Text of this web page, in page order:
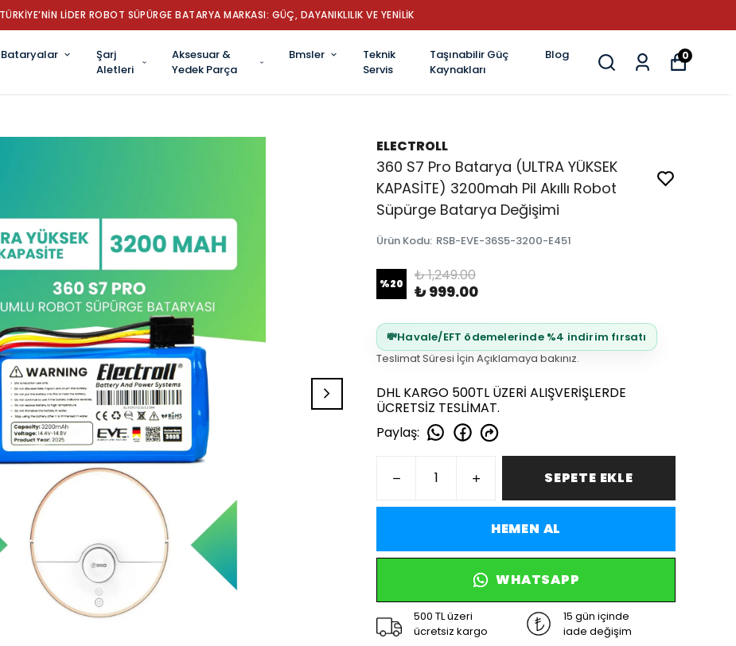
LİDER ROBOT SÜPÜRGE BATARYA MARKASI: GÜÇ, DAYANIKLILIK VE YENİLİK
Bataryalar
Şarj
Aletleri
Aksesuar &
Yedek Parça
Bmsler
Teknik
Servis
Taşınabilir Güç
Kaynakları
Blog 0
ELECTROLL
360 S7 Pro Batarya (ULTRA YÜKSEK
KAPASİTE) 3200mah Pil Akıllı Robot
Süpürge Batarya Değişimi
Ürün Kodu: RSB-EVE-36S5-3200-E451
%20 ₺ 1,249.00
₺ 999.00
💸Havale/EFT ödemelerinde %4 indirim fırsatı
Teslimat Süresi İçin Açıklamaya bakınız.
DHL KARGO 500TL ÜZERİ ALIŞVERİŞLERDE
ÜCRETSİZ TESLİMAT.
Paylaş:
SEPETE EKLE
HEMEN AL
WHATSAPP
500 TL üzeri
ücretsiz kargo
15 gün içinde
iade değişim